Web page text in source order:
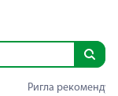
Ригла